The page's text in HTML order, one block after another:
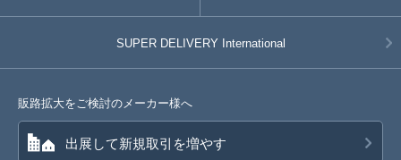
SUPER DELIVERY International
販路拡大をご検討のメーカー様へ
出展して新規取引を増やす